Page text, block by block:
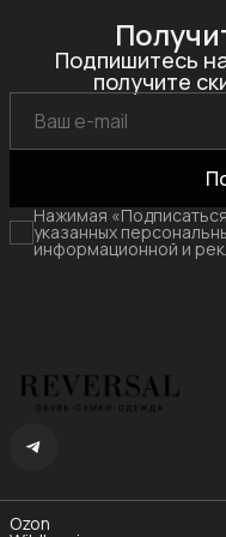
Подпишитесь
получите
Нажимая
указанных
информационной и
Ozon